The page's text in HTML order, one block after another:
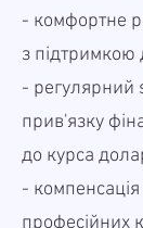
- комфортне
з підтримкою
- регулярний
прив'язку
до курса
- компенсація
професійних